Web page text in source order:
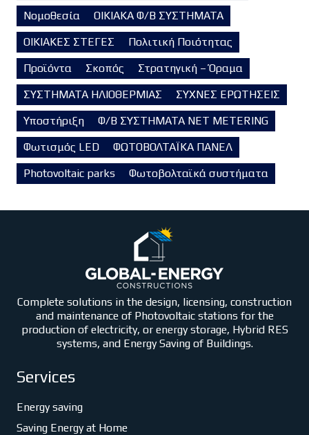
Νομοθεσία
ΟΙΚΙΑΚΑ Φ/Β ΣΥΣΤΗΜΑΤΑ
ΟΙΚΙΑΚΕΣ ΣΤΕΓΕΣ
Πολιτική Ποιότητας
Προϊόντα
Σκοπός
Στρατηγική – Όραμα
ΣΥΣΤΗΜΑΤΑ ΗΛΙΟΘΕΡΜΙΑΣ
ΣΥΧΝΕΣ ΕΡΩΤΗΣΕΙΣ
Υποστήριξη
Φ/Β ΣΥΣΤΗΜΑΤΑ NET METERING
Φωτισμός LED
ΦΩΤΟΒΟΛΤΑΪΚΑ ΠΑΝΕΛ
Photovoltaic parks
Φωτοβολταϊκά συστήματα
Complete solutions in the design, licensing, construction
and maintenance of Photovoltaic stations for the
production of electricity, or energy storage, Hybrid RES
systems, and Energy Saving of Buildings.
Services
Energy saving
Saving Energy at Home